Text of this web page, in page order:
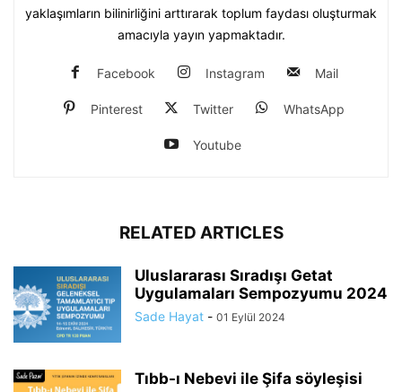
yaklaşımların bilinirliğini arttırarak toplum faydası oluşturmak
amacıyla yayın yapmaktadır.
Facebook Instagram Mail
Pinterest Twitter WhatsApp
Youtube
RELATED ARTICLES
Uluslararası Sıradışı Getat
Uygulamaları Sempozyumu 2024
Sade Hayat - 01 Eylül 2024
Tıbb-ı Nebevi ile Şifa söyleşisi